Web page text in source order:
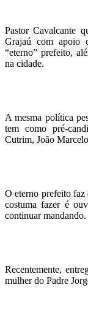
Pastor Cavalcante
Grajaú com apoio
“eterno” prefeito,
na cidade.
A mesma política
tem como pré-
Cutrim, João
O eterno prefeito faz
costuma fazer é
continuar mandando.
Recentemente,
mulher do Padre